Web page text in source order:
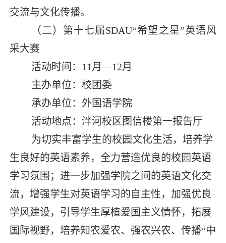
交流与文化传播。
（二）第十七届SDAU“希望之星”英语风
采大赛
活动时间： 11 月—12月
主办单位：校团委
承办单位：外国语学院
活动地点：泮河校区图信楼第一报告厅
为切实丰富学生的校园文化生活，培养学
生良好的英语素养，全力营造优良的校园英语
学习氛围；进一步加强学院之间的英语文化交
流，增强学生对英语学习的自主性，加强优良
学风建设，引导学生厚植爱国主义情怀，拓展
国际视野，培养知农爱农、强农兴农、传播“中